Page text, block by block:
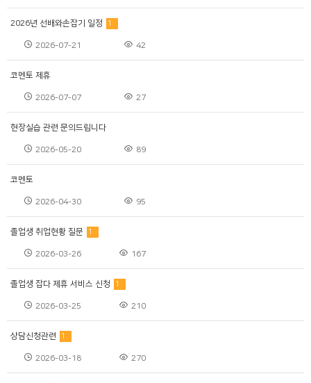
2026년 선배와손잡기 일정 1
2026-07-21 42
코멘토 제휴
2026-07-07 27
현장실습 관련 문의드립니다
2026-05-20 89
코멘토
2026-04-30 95
졸업생 취업현황 질문 1
2026-03-26 167
졸업생 잡다 제휴 서비스 신청 1
2026-03-25 210
상담신청관련 1
2026-03-18 270